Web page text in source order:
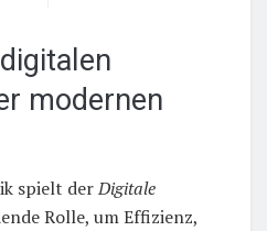
modernen
spielt derDigitale
Rolle, um Effizienz,